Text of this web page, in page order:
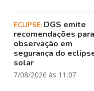
ECLIPSE: DGS emite
recomendações para
observação em
segurança do
solar
7/08/2026 às 11:07